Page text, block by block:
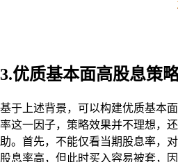
3.优质基本面高股息策
基于上述背景，可以构建优质基本
率这一因子，策略效果并不理想，
助。首先，不能仅看当期股息率，
股息率高，但此时买入容易被套，